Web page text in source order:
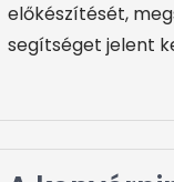
előkészítését,
segítséget jelent